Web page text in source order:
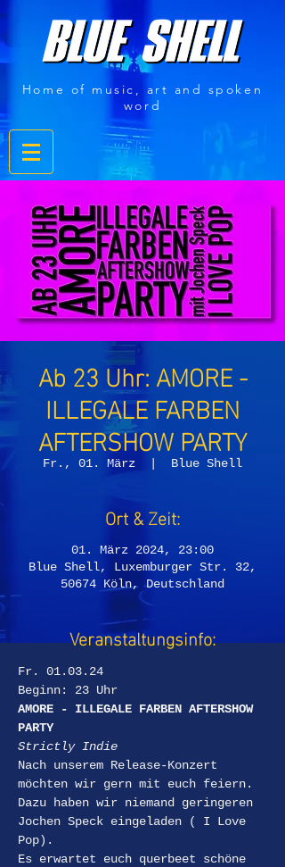
Home of music, art and spoken
word
Ab 23 Uhr: AMORE -
ILLEGALE FARBEN
AFTERSHOW PARTY
Fr., 01. März Blue Shell
Ort & Zeit:
01. März 2024, 23:00
Blue Shell, Luxemburger Str. 32,
50674 Köln, Deutschland
Veranstaltungsinfo:
Fr. 01.03.24
Beginn: 23 Uhr
AMORE - ILLEGALE FARBEN AFTERSHOW
PARTY
Strictly Indie
Nach unserem Release-Konzert
möchten wir gern mit euch feiern.
Dazu haben wir niemand geringeren
Jochen Speck eingeladen ( I Love
Pop).
Es erwartet euch querbeet schöne